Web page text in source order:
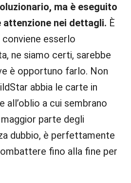
ma è eseguito
attenzione nei dettagli. È
esserlo
ne siamo certi, sarebbe
è opportuno farlo. Non
abbia le carte in
all’oblio a cui sembrano
parte degli
dubbio, è perfettamente
fino alla fine per